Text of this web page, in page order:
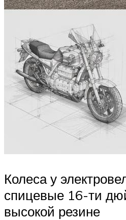
Колеса у
спицевые 16-ти
высокой резине